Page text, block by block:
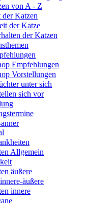
von A - Z
Katzen
der Katze
der Katzen
Empfehlungen
Vorstellungen
unter sich
sich vor
Allgemein
äußere
äußere
innere